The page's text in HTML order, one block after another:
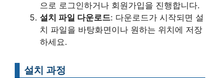
으로 로그인하거나 회원가입을 진행합니다.
설치 파일 다운로드: 다운로드가 시작되면 설
치 파일을 바탕화면이나 원하는 위치에 저장
하세요.
설치 과정